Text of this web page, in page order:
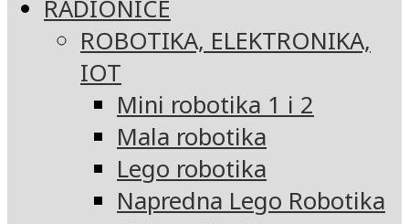
RADIONICE
ROBOTIKA, ELEKTRONIKA,
IOT
Mini robotika 1 i 2
Mala robotika
Lego robotika
Napredna Lego Robotika